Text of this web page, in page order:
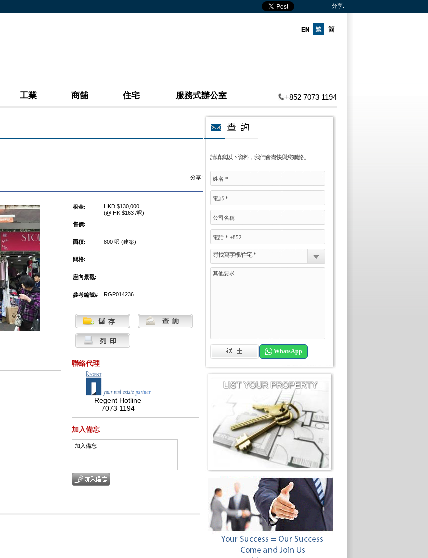
分享:
工業 商舖 住宅 服務式辦公室 +852 7073 1194
請填寫以下資料，我們會盡快與您聯絡。
尋找寫字樓/住宅 *
WhatsApp
分享:
租金:
HKD $130,000
(@ HK $163 /呎)
售價:
--
面積:
800 呎 (建築)
--
間格:
座向景觀:
參考編號# RGP014236
聯絡代理
Regent Hotline
7073 1194
加入備忘
加入備忘